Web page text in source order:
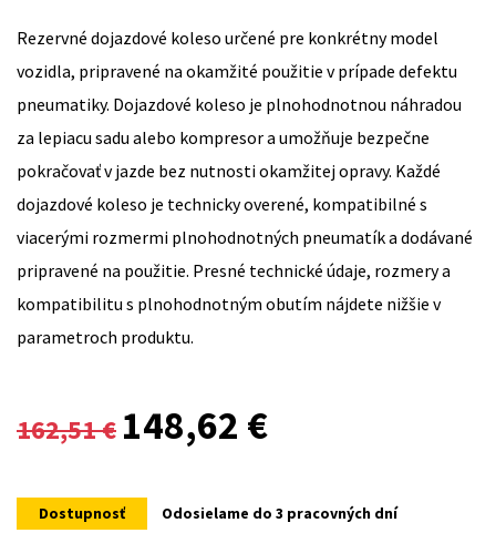
Rezervné dojazdové koleso určené pre konkrétny model
vozidla, pripravené na okamžité použitie v prípade defektu
pneumatiky. Dojazdové koleso je plnohodnotnou náhradou
za lepiacu sadu alebo kompresor a umožňuje bezpečne
pokračovať v jazde bez nutnosti okamžitej opravy. Každé
dojazdové koleso je technicky overené, kompatibilné s
viacerými rozmermi plnohodnotných pneumatík a dodávané
pripravené na použitie. Presné technické údaje, rozmery a
kompatibilitu s plnohodnotným obutím nájdete nižšie v
parametroch produktu.
162,51€
Original
was:
148,62 €
is:
Dostupnosť Odosielame do 3 pracovných dní